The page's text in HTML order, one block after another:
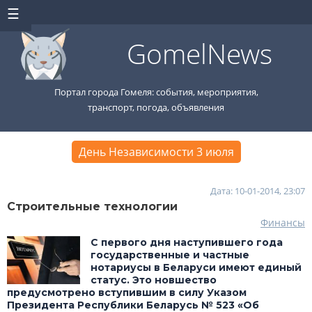
GomelNews
Портал города Гомеля: события, мероприятия,
транспорт, погода, объявления
День Независимости 3 июля
Дата: 10-01-2014, 23:07
Строительные технологии
Финансы
С первого дня наступившего года
государственные и частные
нотариусы в Беларуси имеют единый
статус. Это новшество
предусмотрено вступившим в силу Указом
Президента Республики Беларусь № 523 «Об